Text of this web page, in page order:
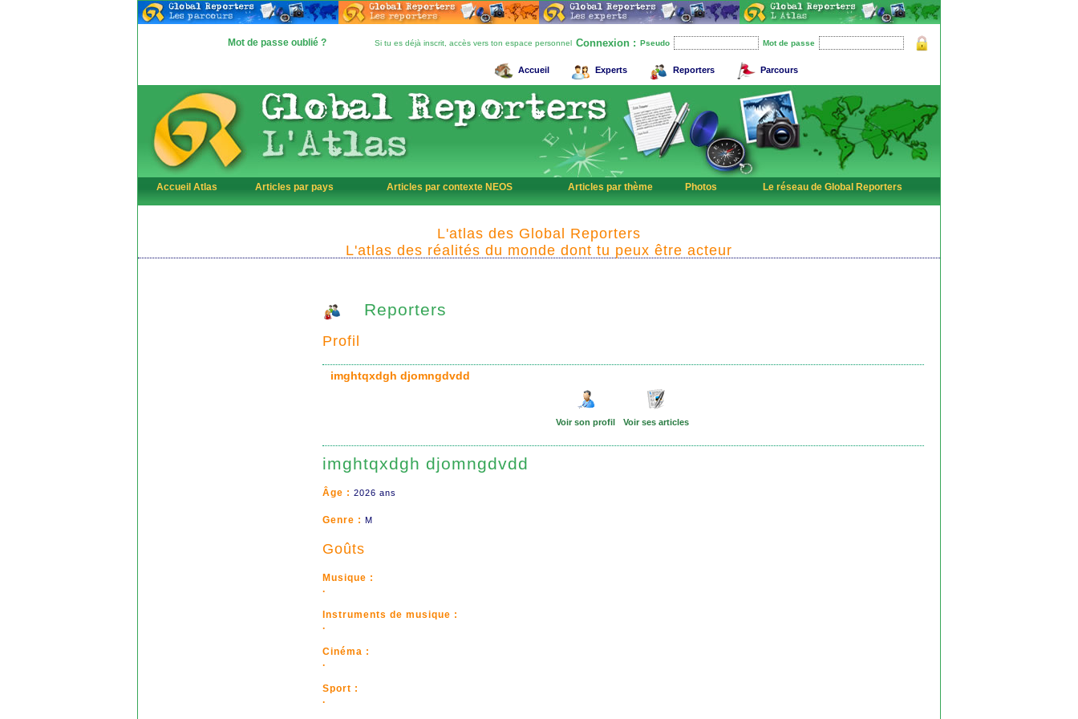
Mot de passe oublié ? Si tu es déjà inscrit, accès vers ton espace personnel Connexion : Pseudo Mot de passe
Accueil Experts Reporters Parcours
Accueil Atlas Articles par pays Articles par contexte NEOS Articles par thème Photos Le réseau de Global Reporters
L'atlas des Global Reporters
L'atlas des réalités du monde dont tu peux être acteur
Reporters
Profil
imghtqxdgh djomngdvdd
Voir son profil Voir ses articles
imghtqxdgh djomngdvdd
Âge : 2026 ans
Genre : M
Goûts
Musique :
.
Instruments de musique :
.
Cinéma :
.
Sport :
.